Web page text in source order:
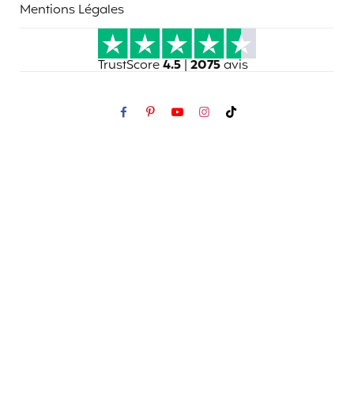
Mentions Légales
TrustScore4.5 | 2075avis